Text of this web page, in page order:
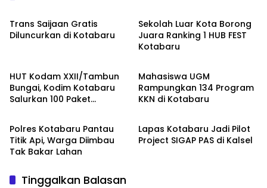
Trans Saijaan Gratis
Diluncurkan di Kotabaru
Sekolah Luar Kota Borong
Juara Ranking 1 HUB FEST
Kotabaru
HUT Kodam XXII/Tambun
Bungai, Kodim Kotabaru
Salurkan 100 Paket
Kotabaru
Mahasiswa UGM
Rampungkan 134 Program
KKN di Kotabaru
Kotabaru
Polres Kotabaru Pantau
Titik Api, Warga Diimbau
Tak Bakar Lahan
Kotabaru
Lapas Kotabaru Jadi Pilot
Project SIGAP PAS di Kalsel
Tinggalkan Balasan